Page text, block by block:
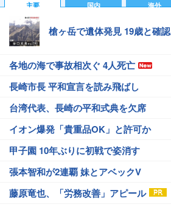
主要 国内 海外
槍ヶ岳で遺体発見 19歳と確認
各地の海で事故相次ぐ 4人死亡
長崎市長 平和宣言を読み飛ばし
台湾代表、長崎の平和式典を欠席
イオン爆発「貴重品OK」と許可か
甲子園 10年ぶりに初戦で姿消す
張本智和が2連覇 妹とアベックV
藤原竜也、「労務改善」アピール